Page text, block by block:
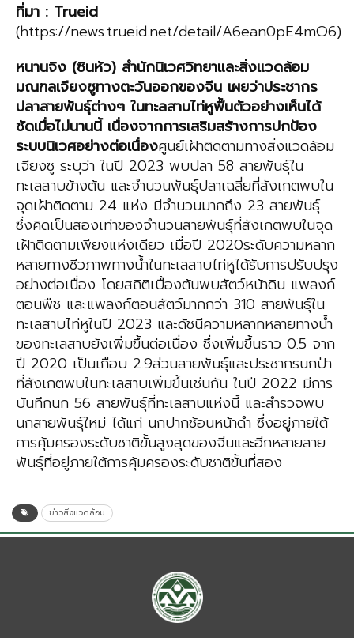
ที่มา : Trueid
(https://news.trueid.net/detail/A6ean0pE4mO6)
หนานจิง (ซินหัว) สำนักนิเวศวิทยาและสิ่งแวดล้อม
มณฑลเจียงซูทางตะวันออกของจีน เผยว่าประชากร
ปลาสายพันธุ์ต่างๆ ในทะลสาบไท่หูฟื้นตัวอย่างเห็นได้
ชัดเมื่อไม่นานนี้ เนื่องจากการเสริมสร้างการปกป้อง
ระบบนิเวศอย่างต่อเนื่องศูนย์เฝ้าติดตามทางสิ่งแวดล้อม
เจียงซู ระบุว่า ในปี 2023 พบปลา 58 สายพันธุ์ใน
ทะเลสาบข้างต้น และจำนวนพันธุ์ปลาเฉลี่ยที่สังเกตพบใน
จุดเฝ้าติดตาม 24 แห่ง มีจำนวนมากถึง 23 สายพันธุ์
ซึ่งคิดเป็นสองเท่าของจำนวนสายพันธุ์ที่สังเกตพบในจุด
เฝ้าติดตามเพียงแห่งเดียว เมื่อปี 2020ระดับความหลาก
หลายทางชีวภาพทางน้ำในทะเลสาบไท่หูได้รับการปรับปรุง
อย่างต่อเนื่อง โดยสถิติเบื้องต้นพบสัตว์หน้าดิน แพลงก์
ตอนพืช และแพลงก์ตอนสัตว์มากกว่า 310 สายพันธุ์ใน
ทะเลสาบไท่หูในปี 2023 และดัชนีความหลากหลายทางน้ำ
ของทะเลสาบยังเพิ่มขึ้นต่อเนื่อง ซึ่งเพิ่มขึ้นราว 0.5 จาก
ปี 2020 เป็นเกือบ 2.9ส่วนสายพันธุ์และประชากรนกป่า
ที่สังเกตพบในทะเลสาบเพิ่มขึ้นเช่นกัน ในปี 2022 มีการ
บันทึกนก 56 สายพันธุ์ที่ทะเลสาบแห่งนี้ และสำรวจพบ
นกสายพันธุ์ใหม่ ได้แก่ นกปากช้อนหน้าดำ ซึ่งอยู่ภายใต้
การคุ้มครองระดับชาติขั้นสูงสุดของจีนและอีกหลายสาย
พันธุ์ที่อยู่ภายใต้การคุ้มครองระดับชาติขั้นที่สอง
ข่าวสิ่งแวดล้อม